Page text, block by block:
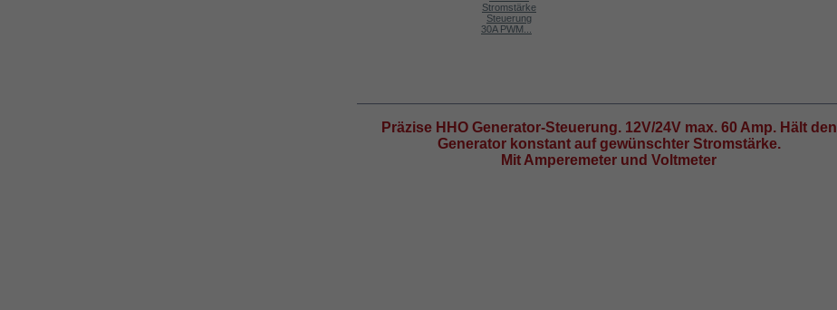
30A PWM...
Präzise HHO Generator-Steuerung. 12V/24V max. 60 Amp. Hält den
Generator konstant auf gewünschter Stromstärke.
Mit Amperemeter und Voltmeter